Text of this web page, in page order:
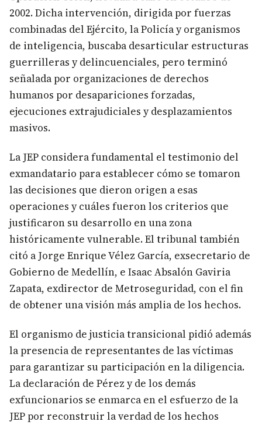
2002. Dicha intervención, dirigida por fuerzas
combinadas del Ejército, la Policía y organismos
de inteligencia, buscaba desarticular estructuras
guerrilleras y delincuenciales, pero terminó
señalada por organizaciones de derechos
humanos por desapariciones forzadas,
ejecuciones extrajudiciales y desplazamientos
masivos.
La JEP considera fundamental el testimonio del
exmandatario para establecer cómo se tomaron
las decisiones que dieron origen a esas
operaciones y cuáles fueron los criterios que
justificaron su desarrollo en una zona
históricamente vulnerable. El tribunal también
citó a Jorge Enrique Vélez García, exsecretario de
Gobierno de Medellín, e Isaac Absalón Gaviria
Zapata, exdirector de Metroseguridad, con el fin
de obtener una visión más amplia de los hechos.
El organismo de justicia transicional pidió además
la presencia de representantes de las víctimas
para garantizar su participación en la diligencia.
La declaración de Pérez y de los demás
exfuncionarios se enmarca en el esfuerzo de la
JEP por reconstruir la verdad de los hechos